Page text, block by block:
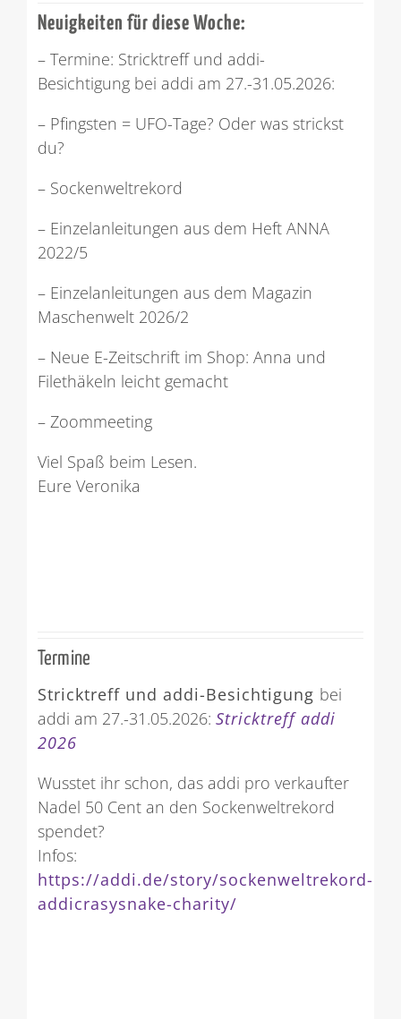
Neuigkeiten für diese Woche:
– Termine: Stricktreff und addi-
Besichtigung bei addi am 27.-31.05.2026:
– Pfingsten = UFO-Tage? Oder was strickst
du?
– Sockenweltrekord
– Einzelanleitungen aus dem Heft ANNA
2022/5
– Einzelanleitungen aus dem Magazin
Maschenwelt 2026/2
– Neue E-Zeitschrift im Shop: Anna und
Filethäkeln leicht gemacht
– Zoommeeting
Viel Spaß beim Lesen.
Eure Veronika
Termine
Stricktreff und addi-Besichtigung bei
addi am 27.-31.05.2026: Stricktreff addi
2026
Wusstet ihr schon, das addi pro verkaufter
Nadel 50 Cent an den Sockenweltrekord
spendet?
Infos:
https://addi.de/story/sockenweltrekord-
addicrasysnake-charity/